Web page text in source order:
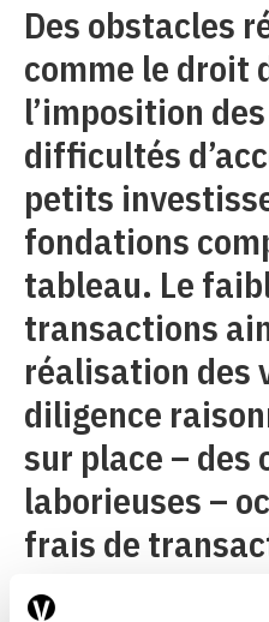
Des obstacles
comme le droit
l’imposition
difficultés
petits
fondations
tableau. Le
transactions
réalisation des
diligence
sur place – des
laborieuses –
frais de
pour de